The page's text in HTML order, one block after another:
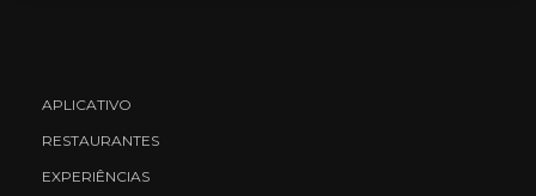
APLICATIVO
RESTAURANTES
EXPERIÊNCIAS